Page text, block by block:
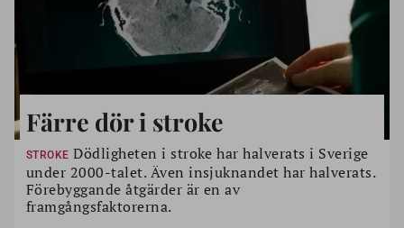
Färre dör i stroke
STROKE Dödligheten i stroke har halverats i Sverige
under 2000-talet. Även insjuknandet har halverats.
Förebyggande åtgärder är en av
framgångsfaktorerna.